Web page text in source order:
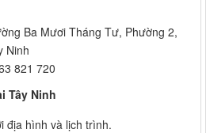
Ba Mươi Tháng Tư, Phường 2,
Ninh
821 720
Tây Ninh
địa hình và lịch trình.